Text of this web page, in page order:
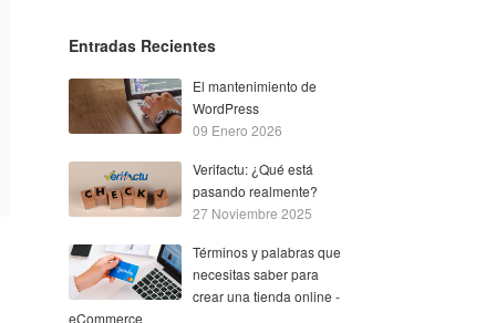
Entradas Recientes
El mantenimiento de
WordPress
09 Enero 2026
Verifactu: ¿Qué está
pasando realmente?
27 Noviembre 2025
Términos y palabras que
necesitas saber para
crear una tienda online -
eCommerce